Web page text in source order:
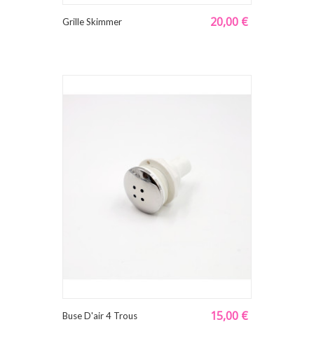
Grille Skimmer 20,00 €
Buse D'air 4 Trous 15,00 €